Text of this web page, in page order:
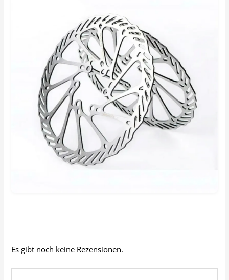
Es gibt noch keine Rezensionen.